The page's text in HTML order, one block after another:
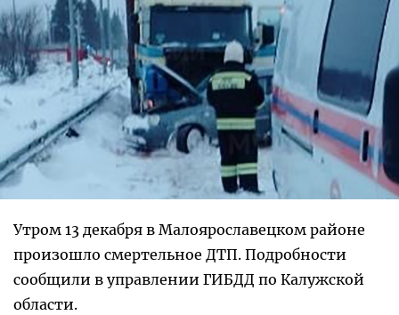
Утром 13 декабря в Малоярославецком районе
произошло смертельное ДТП. Подробности
сообщили в управлении ГИБДД по Калужской
области.